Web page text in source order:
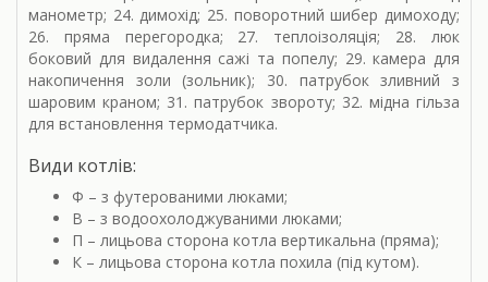
манометр; 24. димохід; 25. поворотний шибер димоходу;
26. пряма перегородка; 27. теплоізоляція; 28. люк
боковий для видалення сажі та попелу; 29. камера для
накопичення золи (зольник); 30. патрубок зливний з
шаровим краном; 31. патрубок звороту; 32. мідна гільза
для встановлення термодатчика.
Види котлів:
Ф – з футерованими люками;
В – з водоохолоджуваними люками;
П – лицьова сторона котла вертикальна (пряма);
К – лицьова сторона котла похила (під кутом).